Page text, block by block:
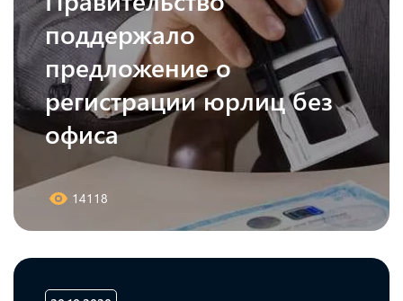
поддержало
предложение о
регистрации юрлиц без
офиса
14118